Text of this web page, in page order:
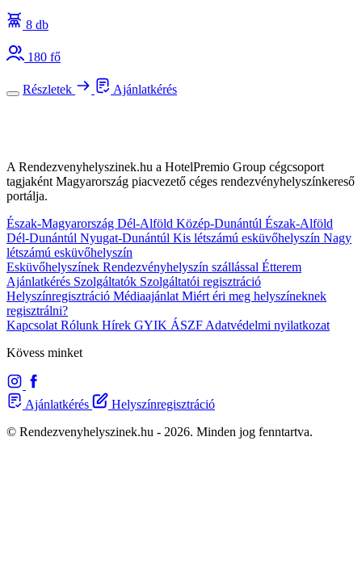
8 db
180 fő
Részletek Ajánlatkérés
A Rendezvenyhelyszinek.hu a HotelPremio Group cégcsoport
tagjaként Magyarország piacvezető céges rendezvényhelyszínkereső
portálja.
Észak-Magyarország Dél-Alföld Közép-Dunántúl Észak-Alföld
Dél-Dunántúl Nyugat-Dunántúl Kis létszámú esküvőhelyszín Nagy
létszámú esküvőhelyszín
Esküvőhelyszínek Rendezvényhelyszín szállással Étterem
Ajánlatkérés Szolgáltatók Szolgáltatói regisztráció
Helyszínregisztráció Médiaajánlat Miért éri meg helyszíneknek
regisztrálni?
Kapcsolat Rólunk Hírek GYIK ÁSZF Adatvédelmi nyilatkozat
Kövess minket
Ajánlatkérés
Helyszínregisztráció
© Rendezvenyhelyszinek.hu - 2026. Minden jog fenntartva.